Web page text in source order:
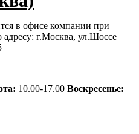
в офисе компании при
адресу: г.Москва, ул.Шоссе
10.00-17.00 Воскресенье: